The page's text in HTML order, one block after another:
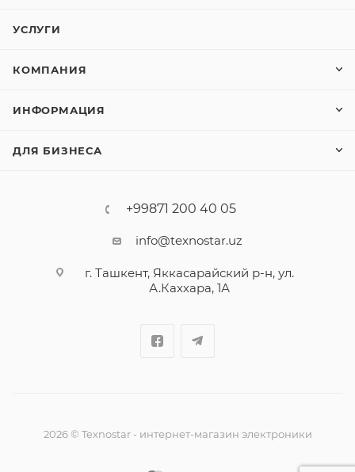
УСЛУГИ
КОМПАНИЯ
ИНФОРМАЦИЯ
ДЛЯ БИЗНЕСА
+99871 200 40 05
info@texnostar.uz
г. Ташкент, Яккасарайский р-н, ул.
А.Каххара, 1А
2026© Texnostar - интернет-магазин электроники